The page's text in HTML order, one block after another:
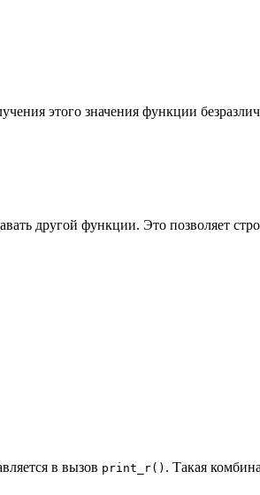
этого значения функции
другой функции. Это позволяет
в вызов print_r() . Такая